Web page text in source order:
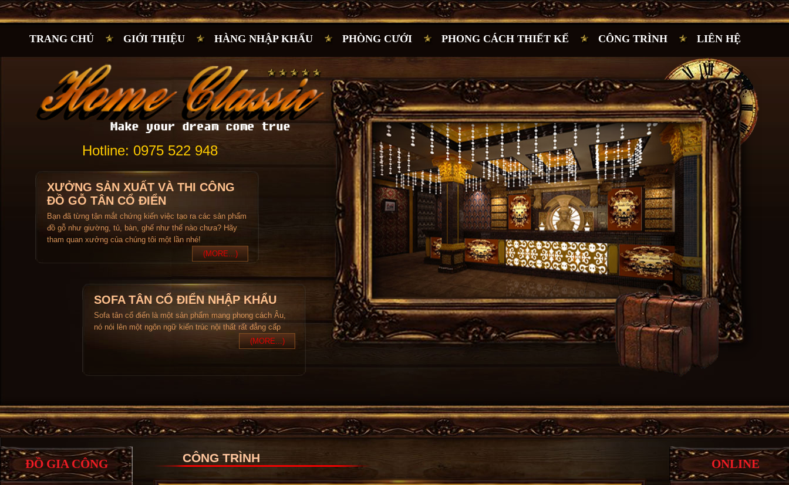
TRANG CHỦ GIỚI THIỆU HÀNG NHẬP KHẨU PHÒNG CƯỚI PHONG CÁCH THIẾT KẾ CÔNG TRÌNH LIÊN HỆ
Hotline: 0975 522 948
XƯỞNG SẢN XUẤT VÀ THI CÔNG
ĐỒ GỖ TÂN CỔ ĐIỂN
Bạn đã từng tận mắt chứng kiến việc tạo ra các sản phẩm
đồ gỗ như giường, tủ, bàn, ghế như thế nào chưa? Hãy
tham quan xưởng của chúng tôi một lần nhé!
(MORE...)
SOFA TÂN CỔ ĐIỂN NHẬP KHẨU
Sofa tân cổ điển là một sản phẩm mang phong cách Âu,
nó nói lên một ngôn ngữ kiến trúc nội thất rất đẳng cấp
(MORE...)
ĐỒ GIA CÔNG CÔNG TRÌNH ONLINE